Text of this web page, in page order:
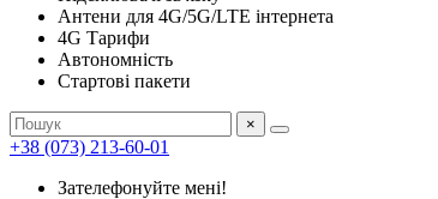
Антени для 4G/5G/LTE інтернета
4G Тарифи
Автономність
Стартові пакети
×
+38 (073) 213-60-01
Зателефонуйте мені!